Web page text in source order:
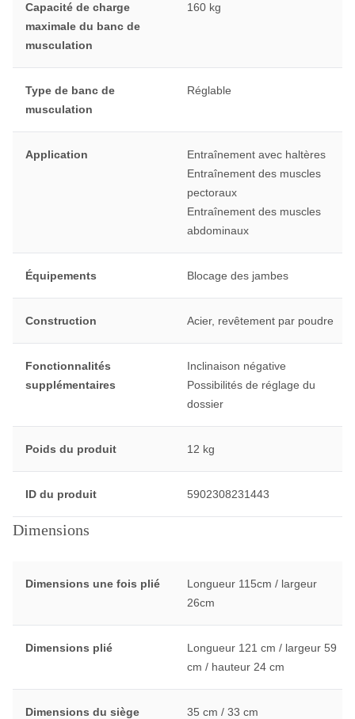
Capacité de charge
maximale du banc de
musculation
160 kg
Type de banc de
musculation
Réglable
Application
Entraînement avec haltères
Entraînement des muscles
pectoraux
Entraînement des muscles
abdominaux
Équipements Blocage des jambes
Construction Acier, revêtement par poudre
Fonctionnalités
supplémentaires
Inclinaison négative
Possibilités de réglage du
dossier
Poids du produit 12 kg
ID du produit 5902308231443
Dimensions
Dimensions une fois plié
Longueur 115cm / largeur
26cm
Dimensions plié
Longueur 121 cm / largeur 59
cm / hauteur 24 cm
Dimensions du siège 35 cm / 33 cm